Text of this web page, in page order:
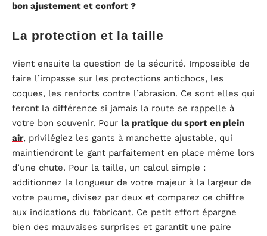
bon ajustement et confort ?
La protection et la taille
Vient ensuite la question de la sécurité. Impossible de
faire l’impasse sur les protections antichocs, les
coques, les renforts contre l’abrasion. Ce sont elles qui
feront la différence si jamais la route se rappelle à
votre bon souvenir. Pour la pratique du sport en plein
air, privilégiez les gants à manchette ajustable, qui
maintiendront le gant parfaitement en place même lors
d’une chute. Pour la taille, un calcul simple :
additionnez la longueur de votre majeur à la largeur de
votre paume, divisez par deux et comparez ce chiffre
aux indications du fabricant. Ce petit effort épargne
bien des mauvaises surprises et garantit une paire